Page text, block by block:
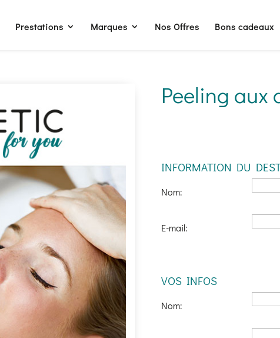
Prestations Marques Nos Offres Bons cadeaux
Peeling aux
INFORMATION DU
Nom:
E-mail:
VOS INFOS
Nom: